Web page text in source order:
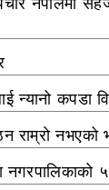
न्यानो कपडा
राम्रो नभएको
नगरपालिकाको